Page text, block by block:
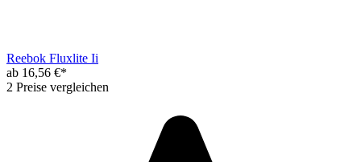
Reebok Fluxlite Ii
ab 16,56 €*
2 Preise vergleichen